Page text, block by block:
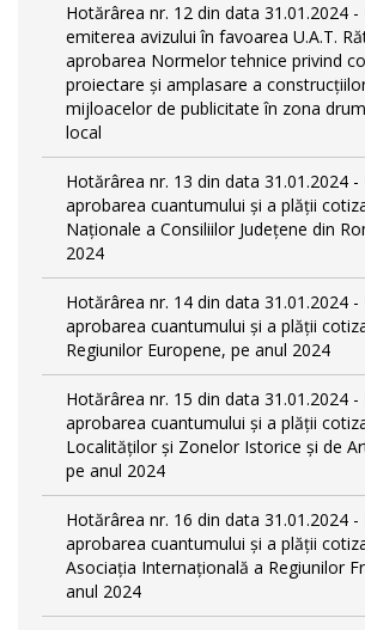
Hotărârea nr. 12 din data 31.01.2024
emiterea avizului în favoarea U.A.T.
aprobarea Normelor tehnice privind
proiectare şi amplasare a
mijloacelor de publicitate în zona
local
Hotărârea nr. 13 din data 31.01.2024
aprobarea cuantumului și a plății
Naționale a Consiliilor Județene din
2024
Hotărârea nr. 14 din data 31.01.2024
aprobarea cuantumului și a plății
Regiunilor Europene, pe anul 2024
Hotărârea nr. 15 din data 31.01.2024
aprobarea cuantumului și a plății
Localităților și Zonelor Istorice și de
pe anul 2024
Hotărârea nr. 16 din data 31.01.2024
aprobarea cuantumului și a plății
Asociația Internațională a Regiunilor
anul 2024